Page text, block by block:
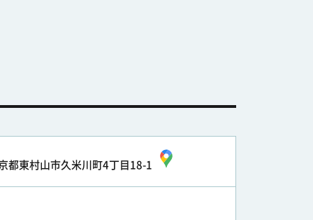
都東村山市久米川町4丁目18-1